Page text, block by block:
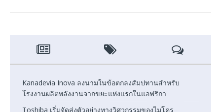
Kanadevia Inova ลงนามในข้อตกลงสัมปทานสำหรับ
โรงงานผลิตพลังงานจากขยะแห่งแรกในแอฟริกา
Toshiba เริ่มจัดส่งตัวอย่างทางวิศวกรรมของไมโคร